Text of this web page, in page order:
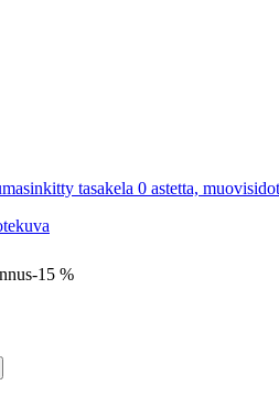
tasakela 0 astetta,
-15 %